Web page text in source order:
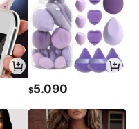
$5.090